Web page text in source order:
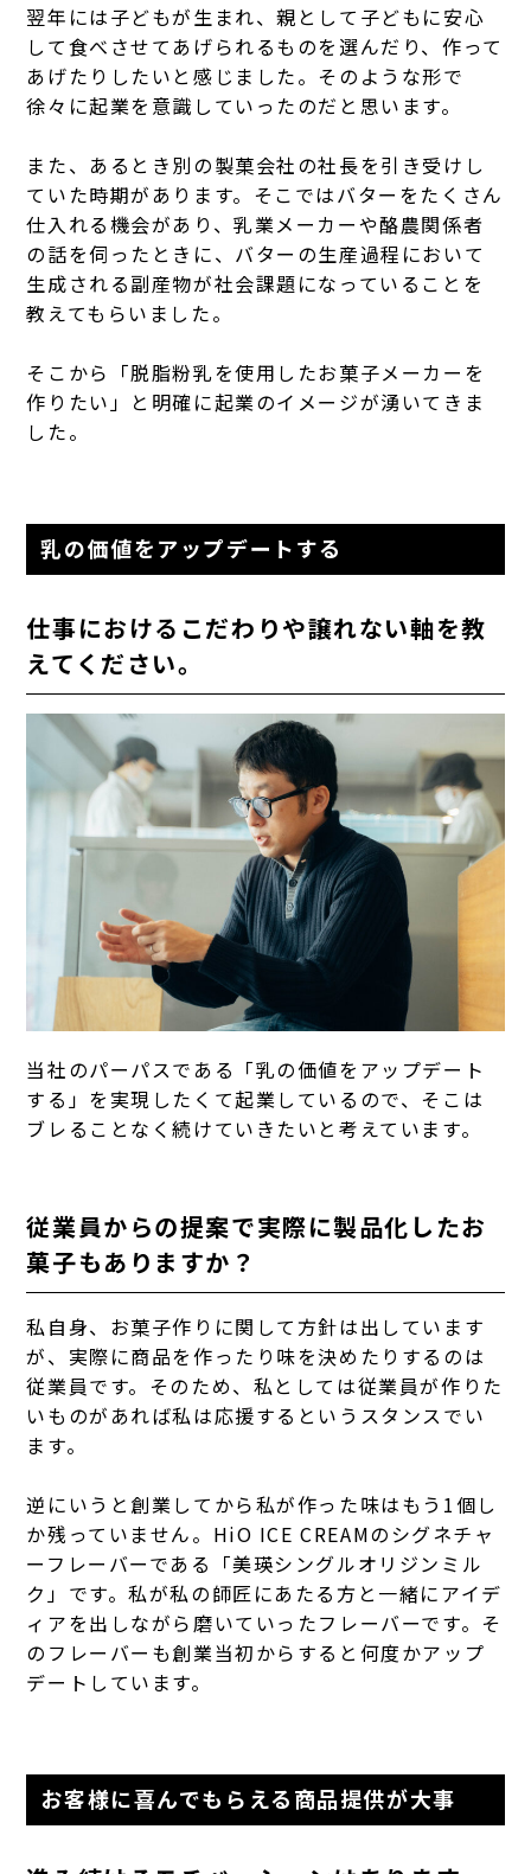
翌年には子どもが生まれ、親として子どもに安心
して食べさせてあげられるものを選んだり、作って
あげたりしたいと感じました。そのような形で
徐々に起業を意識していったのだと思います。
また、あるとき別の製菓会社の社長を引き受けし
ていた時期があります。そこではバターをたくさん
仕入れる機会があり、乳業メーカーや酪農関係者
の話を伺ったときに、バターの生産過程において
生成される副産物が社会課題になっていることを
教えてもらいました。
そこから「脱脂粉乳を使用したお菓子メーカーを
作りたい」と明確に起業のイメージが湧いてきま
した。
乳の価値をアップデートする
仕事におけるこだわりや譲れない軸を教
えてください。
当社のパーパスである「乳の価値をアップデート
する」を実現したくて起業しているので、そこは
ブレることなく続けていきたいと考えています。
従業員からの提案で実際に製品化したお
菓子もありますか？
私自身、お菓子作りに関して方針は出しています
が、実際に商品を作ったり味を決めたりするのは
従業員です。そのため、私としては従業員が作りた
いものがあれば私は応援するというスタンスでい
ます。
逆にいうと創業してから私が作った味はもう1個し
か残っていません。HiO ICE CREAMのシグネチャ
ーフレーバーである「美瑛シングルオリジンミル
ク」です。私が私の師匠にあたる方と一緒にアイデ
ィアを出しながら磨いていったフレーバーです。そ
のフレーバーも創業当初からすると何度かアップ
デートしています。
お客様に喜んでもらえる商品提供が大事